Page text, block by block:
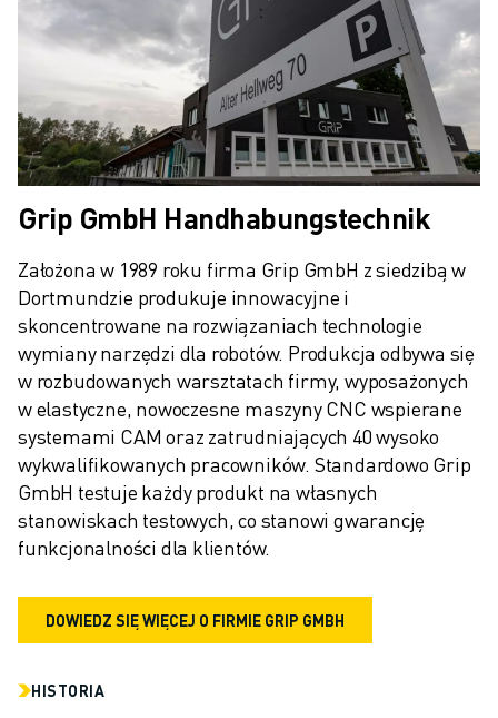
Grip GmbH Handhabungstechnik
Założona w 1989 roku firma Grip GmbH z siedzibą w
Dortmundzie produkuje innowacyjne i
skoncentrowane na rozwiązaniach technologie
wymiany narzędzi dla robotów. Produkcja odbywa się
w rozbudowanych warsztatach firmy, wyposażonych
w elastyczne, nowoczesne maszyny CNC wspierane
systemami CAM oraz zatrudniających 40 wysoko
wykwalifikowanych pracowników. Standardowo Grip
GmbH testuje każdy produkt na własnych
stanowiskach testowych, co stanowi gwarancję
funkcjonalności dla klientów.
DOWIEDZ SIĘ WIĘCEJ O FIRMIE GRIP GMBH
HISTORIA